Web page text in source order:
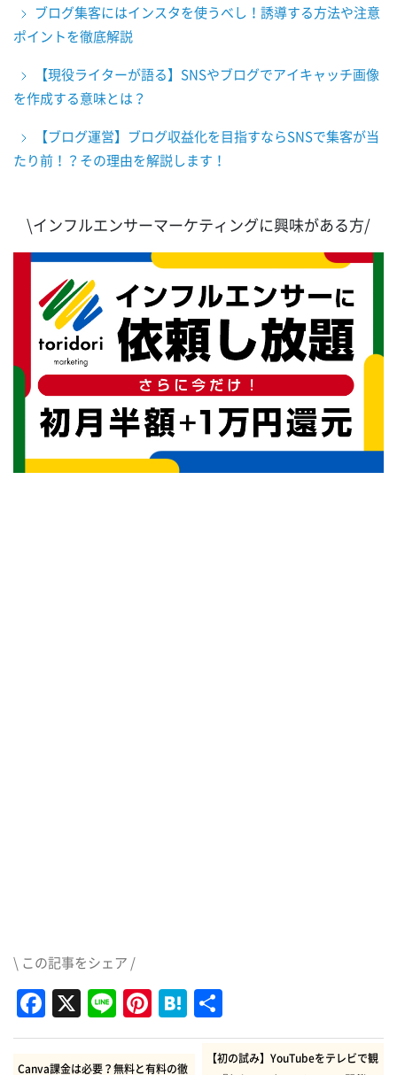
ブログ集客にはインスタを使うべし！誘導する方法や注意
ポイントを徹底解説
【現役ライターが語る】SNSやブログでアイキャッチ画像
を作成する意味とは？
【ブログ運営】ブログ収益化を目指すならSNSで集客が当
たり前！？その理由を解説します！
\インフルエンサーマーケティングに興味がある方/
\ この記事をシェア /
Facebook
X LinePinterest
Hatena
有
Canva課金は必要？無料と有料の徹
【初の試み】YouTubeをテレビで観